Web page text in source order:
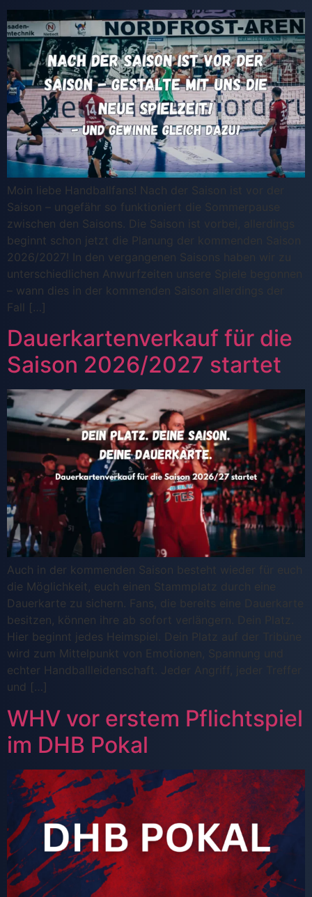
Moin liebe Handballfans! Nach der Saison ist vor der
Saison – ungefähr so funktioniert die Sommerpause
zwischen den Saisons. Die Saison ist vorbei, allerdings
beginnt schon jetzt die Planung der kommenden Saison
2026/2027! In den vergangenen Saisons haben wir zu
unterschiedlichen Anwurfzeiten unsere Spiele begonnen
– wann dies in der kommenden Saison allerdings der
Fall […]
Dauerkartenverkauf für die
Saison 2026/2027 startet
Auch in der kommenden Saison besteht wieder für euch
die Möglichkeit, euch einen Stammplatz durch eine
Dauerkarte zu sichern. Fans, die bereits eine Dauerkarte
besitzen, können ihre ab sofort verlängern. Dein Platz.
Hier beginnt jedes Heimspiel. Dein Platz auf der Tribüne
wird zum Mittelpunkt von Emotionen, Spannung und
echter Handballleidenschaft. Jeder Angriff, jeder Treffer
und […]
WHV vor erstem Pflichtspiel
im DHB Pokal